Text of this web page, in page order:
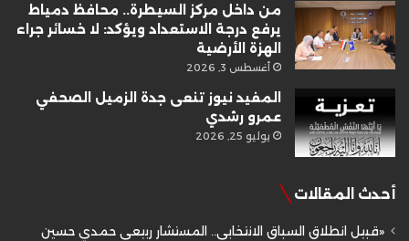
من داخل مركز السيطرة.. محافظ دمياط
يرفع درجة الاستعداد ويؤكد: لا خسائر جراء
الهزة الأرضية
أغسطس 3, 2026
المفيد نيوز تنعى جدة الزميل الصحفي
عمرو رشدي
يوليو 25, 2026
أحدث المقالات
«قبيل انطلاق السباق الانتخابي.. المستشار ربيعي حمدي حسين